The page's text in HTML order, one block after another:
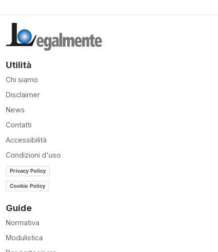
Utilità
Chi siamo
Disclaimer
News
Contatti
Accessibilità
Condizioni d'uso
Privacy Policy
Cookie Policy
Guide
Normativa
Modulistica